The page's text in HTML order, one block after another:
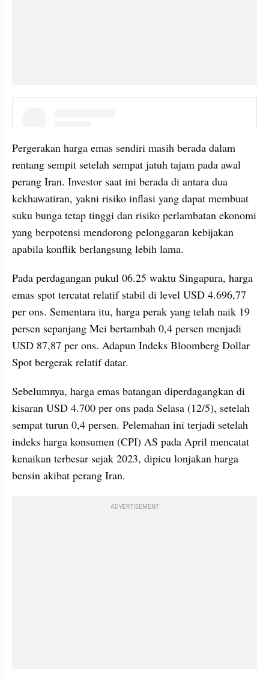
Pergerakan harga emas sendiri masih berada dalam
rentang sempit setelah sempat jatuh tajam pada awal
perang Iran. Investor saat ini berada di antara dua
kekhawatiran, yakni risiko inflasi yang dapat membuat
suku bunga tetap tinggi dan risiko perlambatan ekonomi
yang berpotensi mendorong pelonggaran kebijakan
apabila konflik berlangsung lebih lama.
Pada perdagangan pukul 06.25 waktu Singapura, harga
emas spot tercatat relatif stabil di level USD 4.696,77
per ons. Sementara itu, harga perak yang telah naik 19
persen sepanjang Mei bertambah 0,4 persen menjadi
USD 87,87 per ons. Adapun Indeks Bloomberg Dollar
Spot bergerak relatif datar.
Sebelumnya, harga emas batangan diperdagangkan di
kisaran USD 4.700 per ons pada Selasa (12/5), setelah
sempat turun 0,4 persen. Pelemahan ini terjadi setelah
indeks harga konsumen (CPI) AS pada April mencatat
kenaikan terbesar sejak 2023, dipicu lonjakan harga
bensin akibat perang Iran.
ADVERTISEMENT